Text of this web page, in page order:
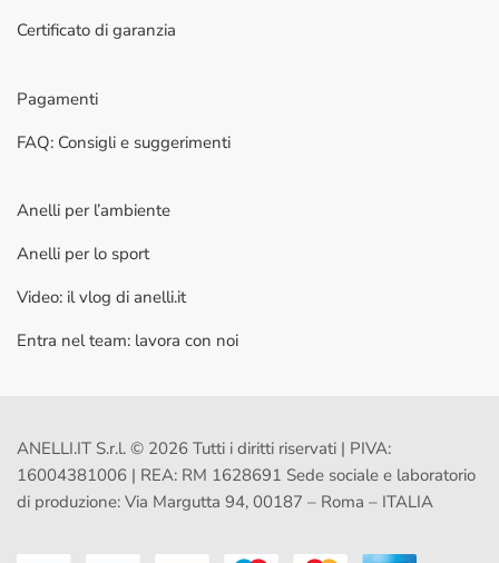
Certificato di garanzia
Pagamenti
FAQ: Consigli e suggerimenti
Anelli per l’ambiente
Anelli per lo sport
Video: il vlog di anelli.it
Entra nel team: lavora con noi
ANELLI.IT S.r.l. © 2026 Tutti i diritti riservati | PIVA:
16004381006 | REA: RM 1628691 Sede sociale e laboratorio
di produzione: Via Margutta 94, 00187 – Roma – ITALIA